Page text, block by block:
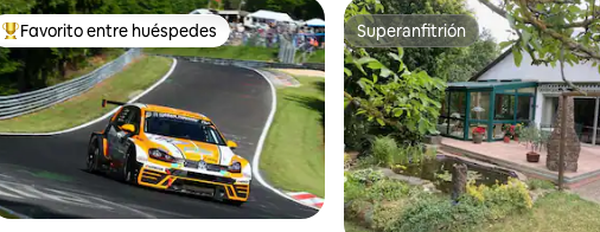
Favorito entre huéspedes preferido
Favorito entre huéspedes Superanfitrión
Superanfitrión